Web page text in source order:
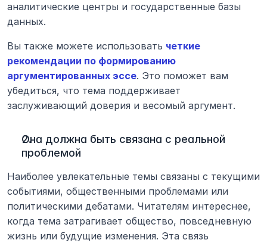
аналитические центры и государственные базы
данных.
Вы также можете использовать четкие
рекомендации по формированию
аргументированных эссе. Это поможет вам
убедиться, что тема поддерживает
заслуживающий доверия и весомый аргумент.
Она должна быть связана с реальной
проблемой
Наиболее увлекательные темы связаны с текущими
событиями, общественными проблемами или
политическими дебатами. Читателям интереснее,
когда тема затрагивает общество, повседневную
жизнь или будущие изменения. Эта связь